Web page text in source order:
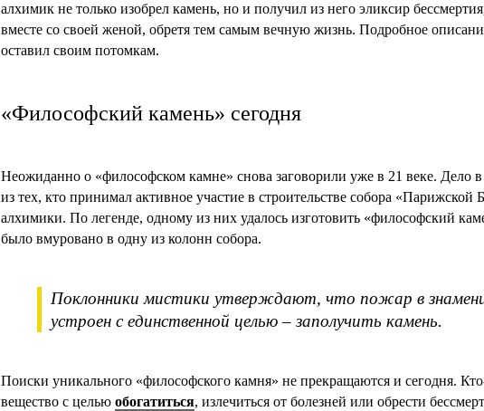
алхимик не только изобрел камень, но и получил из него эликсир
вместе со своей женой, обретя тем самым вечную жизнь. Подробное
оставил своим потомкам.
«Философский камень» сегодня
Неожиданно о «философском камне» снова заговорили уже в 21 веке. Дело
из тех, кто принимал активное участие в строительстве собора «Парижской
алхимики. По легенде, одному из них удалось изготовить «философский
было вмуровано в одну из колонн собора.
Поклонники мистики утверждают, что пожар в
устроен с единственной целью – заполучить камень.
Поиски уникального «философского камня» не прекращаются и сегодня.
вещество с целью обогатиться, излечиться от болезней или обрести